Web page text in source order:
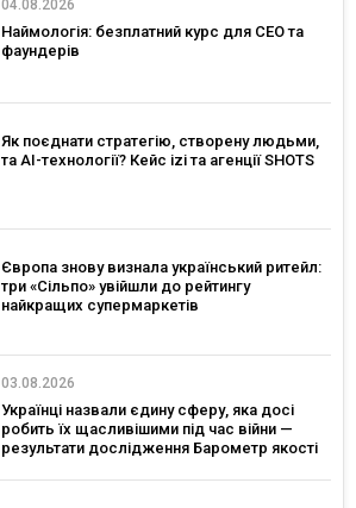
04.08.2026
Наймологія: безплатний курс для CEO та
фаундерів
Як поєднати стратегію, створену людьми,
та AI-технології? Кейс izi та агенції SHOTS
Європа знову визнала український ритейл:
три «Сільпо» увійшли до рейтингу
найкращих супермаркетів
03.08.2026
Українці назвали єдину сферу, яка досі
робить їх щасливішими під час війни —
результати дослідження Барометр якості